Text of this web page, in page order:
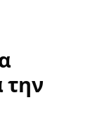
την